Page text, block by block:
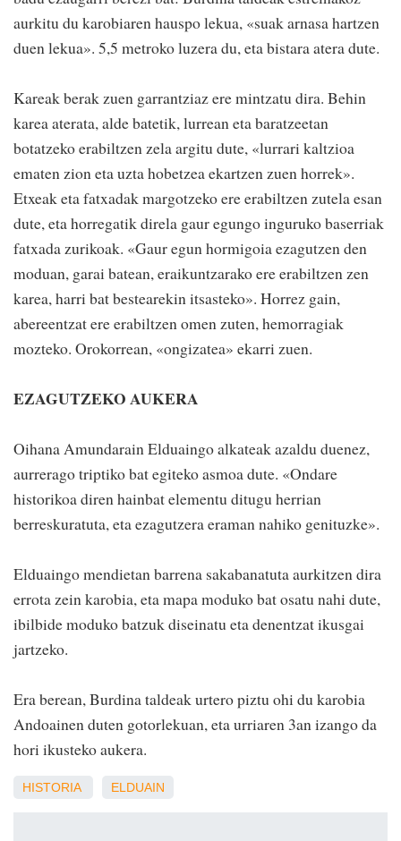
aurkitu du karobiaren hauspo lekua, «suak arnasa hartzen
duen lekua». 5,5 metroko luzera du, eta bistara atera dute.
Kareak berak zuen garrantziaz ere mintzatu dira. Behin
karea aterata, alde batetik, lurrean eta baratzeetan
botatzeko erabiltzen zela argitu dute, «lurrari kaltzioa
ematen zion eta uzta hobetzea ekartzen zuen horrek».
Etxeak eta fatxadak margotzeko ere erabiltzen zutela esan
dute, eta horregatik direla gaur egungo inguruko baserriak
fatxada zurikoak. «Gaur egun hormigoia ezagutzen den
moduan, garai batean, eraikuntzarako ere erabiltzen zen
karea, harri bat bestearekin itsasteko». Horrez gain,
abereentzat ere erabiltzen omen zuten, hemorragiak
mozteko. Orokorrean, «ongizatea» ekarri zuen.
EZAGUTZEKO AUKERA
Oihana Amundarain Elduaingo alkateak azaldu duenez,
aurrerago triptiko bat egiteko asmoa dute. «Ondare
historikoa diren hainbat elementu ditugu herrian
berreskuratuta, eta ezagutzera eraman nahiko genituzke».
Elduaingo mendietan barrena sakabanatuta aurkitzen dira
errota zein karobia, eta mapa moduko bat osatu nahi dute,
ibilbide moduko batzuk diseinatu eta denentzat ikusgai
jartzeko.
Era berean, Burdina taldeak urtero piztu ohi du karobia
Andoainen duten gotorlekuan, eta urriaren 3an izango da
hori ikusteko aukera.
HISTORIA ELDUAIN